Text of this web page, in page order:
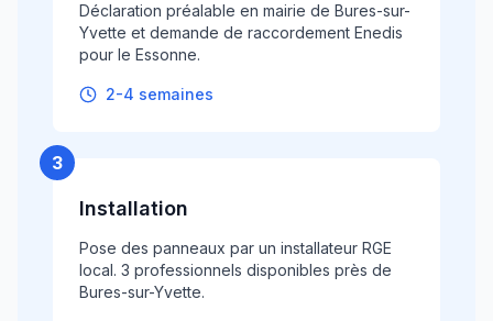
Déclaration préalable en mairie de Bures-sur-
Yvette et demande de raccordement Enedis
pour le Essonne.
2-4 semaines
3
Installation
Pose des panneaux par un installateur RGE
local. 3 professionnels disponibles près de
Bures-sur-Yvette.